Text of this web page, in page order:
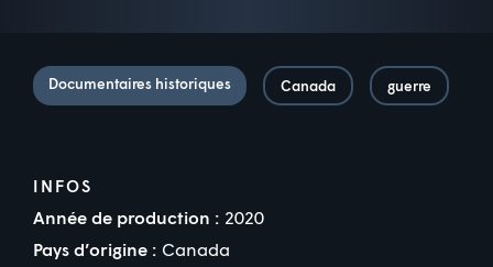
Documentaires historiques Canada guerre
INFOS
Année de production : 2020
Pays d’origine : Canada